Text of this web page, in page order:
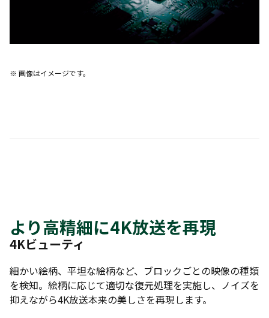
※ 画像はイメージです。
より高精細に4K放送を再現
4Kビューティ
細かい絵柄、平坦な絵柄など、ブロックごとの映像の種類
を検知。絵柄に応じて適切な復元処理を実施し、ノイズを
抑えながら4K放送本来の美しさを再現します。